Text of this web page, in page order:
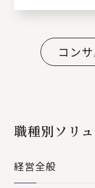
コン
職種別ソリ
経営全般